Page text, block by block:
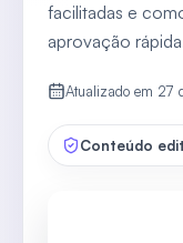
facilitadas e
aprovação
Atualizado em 27
Conteúdo